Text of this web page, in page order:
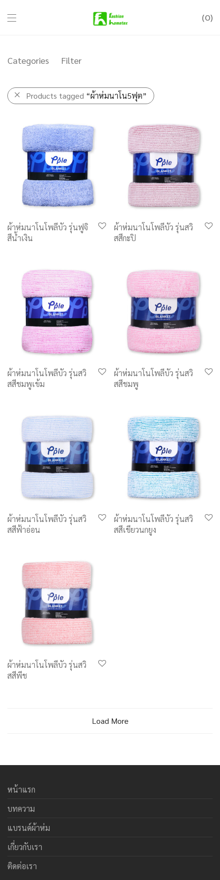
0
Categories Filter
Products tagged “ผ้าห่มนาโน5ฟุต”
ผ้าห่มนาโนโพลีบัว รุ่นฟูจิ
สีน้ำเงิน
ผ้าห่มนาโนโพลีบัว รุ่นสวิ
สสีกะปิ
ผ้าห่มนาโนโพลีบัว รุ่นสวิ
สสีชมพูเข้ม
ผ้าห่มนาโนโพลีบัว รุ่นสวิ
สสีชมพู
ผ้าห่มนาโนโพลีบัว รุ่นสวิ
สสีฟ้าอ่อน
ผ้าห่มนาโนโพลีบัว รุ่นสวิ
สสีเขียวนกยูง
ผ้าห่มนาโนโพลีบัว รุ่นสวิ
สสีพีช
Load More
หน้าแรก
บทความ
แบรนด์ผ้าห่ม
เกี่ยวกับเรา
ติดต่อเรา